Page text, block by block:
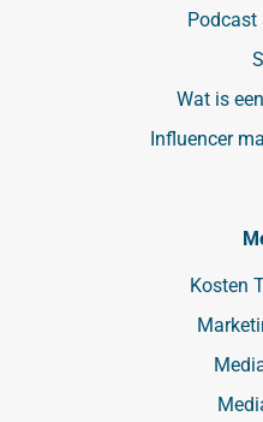
Podcast
Wat is
Influencer
Kosten